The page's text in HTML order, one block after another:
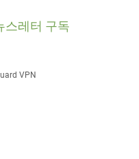
스레터 구독
VPN